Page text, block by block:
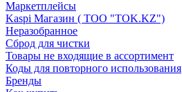
Маркетплейсы
Kaspi Магазин ( ТОО "TOK.KZ")
Неразобранное
Сброд для чистки
Товары не входящие в ассортимент
Коды для повторного использования
Бренды